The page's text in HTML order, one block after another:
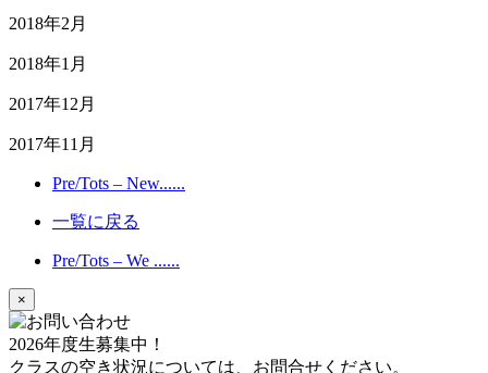
2018年2月
2018年1月
2017年12月
2017年11月
Pre/Tots – New......
一覧に戻る
Pre/Tots – We ......
×
2026年度生募集中！
クラスの空き状況については、お問合せください。